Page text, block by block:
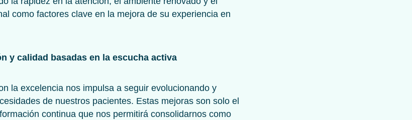
como factores clave en la mejora de su experiencia en
y calidad basadas en la escucha activa
la excelencia nos impulsa a seguir evolucionando y
de nuestros pacientes. Estas mejoras son solo el
continua que nos permitirá consolidarnos como